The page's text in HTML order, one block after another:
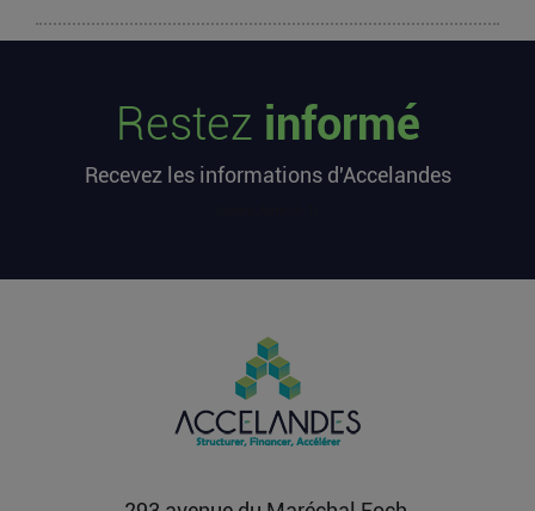
millions d’euros cette semaine
L’article Les startups françaises ont levé 113
premier sur...
chez OpenAI pour se soigner
L’article Après une pause de 3 mois, la Française
Fidji Simo quitte son poste chez OpenAI pour se
Restez informé
Recevez les informations d'Accelandes